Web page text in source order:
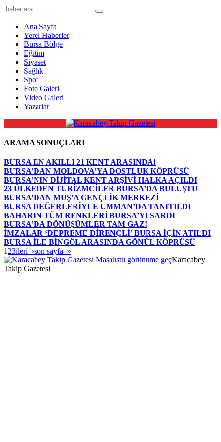
Ana Sayfa
Yerel Haberler
Bursa Bölge
Eğitim
Siyaset
Sağlık
Spor
Foto Galeri
Video Galeri
Yazarlar
ARAMA SONUÇLARI
BURSA EN AKILLI 21 KENT ARASINDA!
BURSA’DAN MOLDOVA’YA DOSTLUK KÖPRÜSÜ
BURSA’NIN DİJİTAL KENT ARŞİVİ HALKA AÇILDI
23 ÜLKEDEN TURİZMCİLER BURSA’DA BULUŞTU
BURSA’DAN MUŞ’A GENÇLİK MERKEZİ
BURSA DEĞERLERİYLE UMMAN’DA TANITILDI
BAHARIN TÜM RENKLERİ BURSA’YI SARDI
BURSA’DA DÖNÜŞÜMLER TAM GAZ!
İMZALAR ‘DEPREME DİRENÇLİ’ BURSA İÇİN ATILDI
BURSA İLE BİNGÖL ARASINDA GÖNÜL KÖPRÜSÜ
1 23ileri ›son sayfa »
Masaüstü görünüme geçKaracabey
Takip Gazetesi